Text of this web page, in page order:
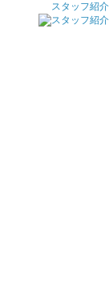
スタッフ紹介